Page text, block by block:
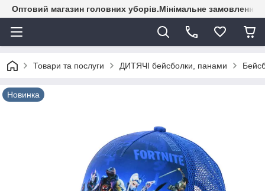
Оптовий магазин головних уборів.Мінімальне замовлення
Товари та послуги ДИТЯЧІ бейсболки, панами
Новинка